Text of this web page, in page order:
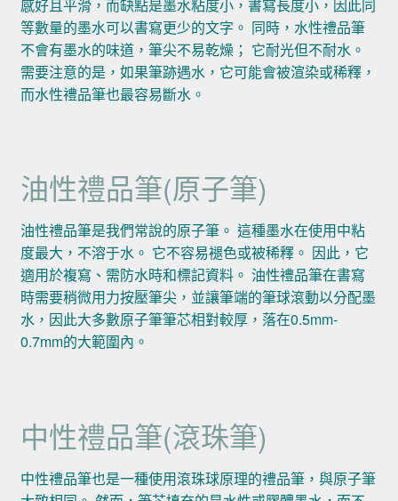
感好且平滑，而缺點是墨水粘度小，書寫長度小，因此同
等數量的墨水可以書寫更少的文字。 同時，水性禮品筆
不會有墨水的味道，筆尖不易乾燥； 它耐光但不耐水。
需要注意的是，如果筆跡遇水，它可能會被渲染或稀釋，
而水性禮品筆也最容易斷水。
油性禮品筆(原子筆)
油性禮品筆是我們常說的原子筆。 這種墨水在使用中粘
度最大，不溶于水。 它不容易褪色或被稀釋。 因此，它
適用於複寫、需防水時和標記資料。 油性禮品筆在書寫
時需要稍微用力按壓筆尖，並讓筆端的筆球滾動以分配墨
水，因此大多數原子筆筆芯相對較厚，落在0.5mm-
0.7mm的大範圍內。
中性禮品筆(滾珠筆)
中性禮品筆也是一種使用滾珠球原理的禮品筆，與原子筆